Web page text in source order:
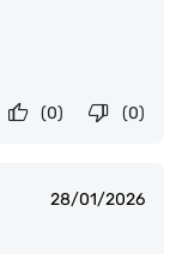
(0)
(0)
28/01/2026